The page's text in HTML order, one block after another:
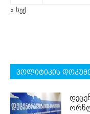
« სექ
პოლიტიკის